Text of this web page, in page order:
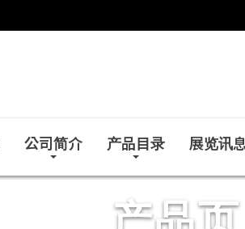
公司简介 产品目录 展览讯